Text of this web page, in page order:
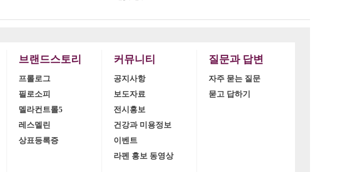
브랜드스토리
프롤로그
필로소피
멜라컨트롤5
레스멜린
상표등록증
커뮤니티
공지사항
보도자료
전시홍보
건강과 미용정보
이벤트
라펜 홍보 동영상
질문과 답변
자주 묻는 질문
묻고 답하기